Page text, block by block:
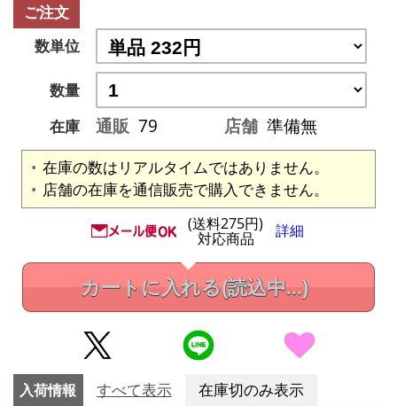
ご注文
数単位
数量
在庫
通販 79 店舗 準備無
在庫の数はリアルタイムではありません。
店舗の在庫を通信販売で購入できません。
(送料275円)
対応商品 詳細
カートに入れる(読込中...)
入荷情報 すべて表示 在庫切のみ表示